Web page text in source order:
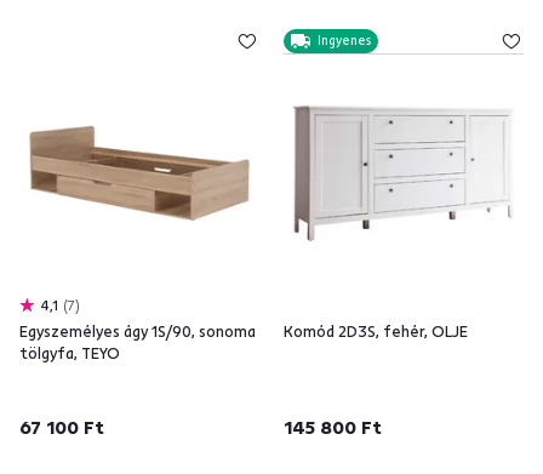
4,1 7
Egyszemélyes ágy 1S/90, sonoma
tölgyfa, TEYO
67 100 Ft
Ingyenes
Komód 2D3S, fehér, OLJE
145 800 Ft